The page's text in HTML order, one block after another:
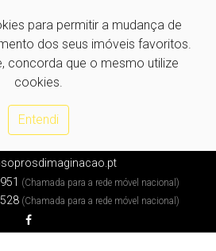
para permitir a mudança de
dos seus imóveis favoritos.
concorda que o mesmo utilize
cookies.
Entendi
(Chamada para a rede móvel nacional)
(Chamada para a rede móvel nacional)